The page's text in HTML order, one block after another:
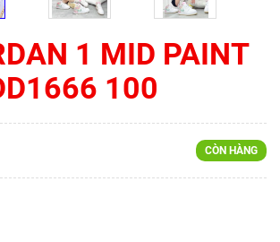
1 MID PAINT
100
CÒN HÀNG